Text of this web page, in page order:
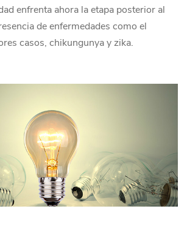
enfrenta ahora la etapa posterior al
de enfermedades como el
casos, chikungunya y zika.